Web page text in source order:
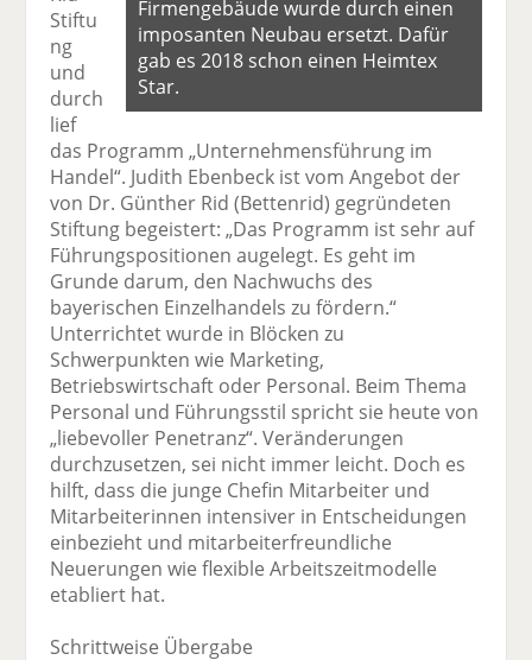
Firmengebäude wurde durch einen
imposanten Neubau ersetzt. Dafür
gab es 2018 schon einen Heimtex
Star.
Stiftu
ng
und
durch
lief
das Programm „Unternehmensführung im
Handel“. Judith Ebenbeck ist vom Angebot der
von Dr. Günther Rid (Bettenrid) gegründeten
Stiftung begeistert: „Das Programm ist sehr auf
Führungspositionen augelegt. Es geht im
Grunde darum, den Nachwuchs des
bayerischen Einzelhandels zu fördern.“
Unterrichtet wurde in Blöcken zu
Schwerpunkten wie Marketing,
Betriebswirtschaft oder Personal. Beim Thema
Personal und Führungsstil spricht sie heute von
„liebevoller Penetranz“. Veränderungen
durchzusetzen, sei nicht immer leicht. Doch es
hilft, dass die junge Chefin Mitarbeiter und
Mitarbeiterinnen intensiver in Entscheidungen
einbezieht und mitarbeiterfreundliche
Neuerungen wie flexible Arbeitszeitmodelle
etabliert hat.
Schrittweise Übergabe